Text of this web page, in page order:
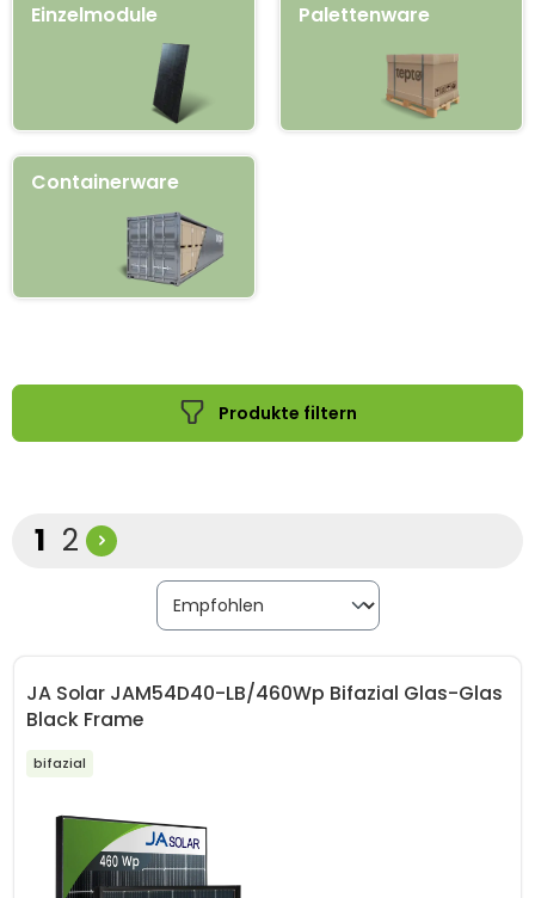
Vom klassischen PV-Modul für die Dachanlage über
robuste Glas-Glas-Solarmodule im eleganten Full-Black-
Design bis zum mobilen Solarkoffer für Camping und
Offgrid-Projekte findest du bei uns das passende
Solarmodul. Bekannte Hersteller wie
Aiko Solar,JA
Energieeffizienz und Langlebigkeit. So senkst du deine
Energiekosten spürbar und gewinnst mehr Unabhängigkeit
– viele Photovoltaik-Module bieten wir für Privatkunden
sogar zu 0 % MwSt.
Einzelmodule Palettenware
Containerware
Produkte filtern
Seite
1 Seite
2
JA Solar JAM54D40-LB/460Wp Bifazial Glas-Glas
Black Frame
bifazial